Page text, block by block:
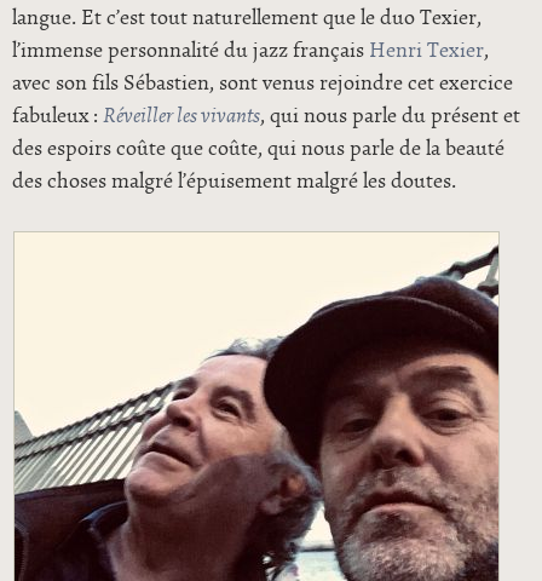
langue. Et c’est tout naturellement que le duo Texier,
l’immense personnalité du jazz français Henri Texier,
avec son fils Sébastien, sont venus rejoindre cet exercice
fabuleux : Réveiller les vivants, qui nous parle du présent et
des espoirs coûte que coûte, qui nous parle de la beauté
des choses malgré l’épuisement malgré les doutes.